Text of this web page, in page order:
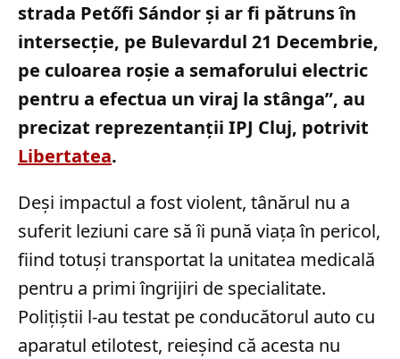
strada Petőfi Sándor și ar fi pătruns în
intersecție, pe Bulevardul 21 Decembrie,
pe culoarea roșie a semaforului electric
pentru a efectua un viraj la stânga”, au
precizat reprezentanții IPJ Cluj, potrivit
Libertatea.
Deși impactul a fost violent, tânărul nu a
suferit leziuni care să îi pună viața în pericol,
fiind totuși transportat la unitatea medicală
pentru a primi îngrijiri de specialitate.
Polițiștii l-au testat pe conducătorul auto cu
aparatul etilotest, reieșind că acesta nu